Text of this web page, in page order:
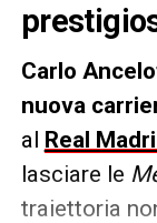
Carlo
nuova
al Real
lasciare le
traiettoria